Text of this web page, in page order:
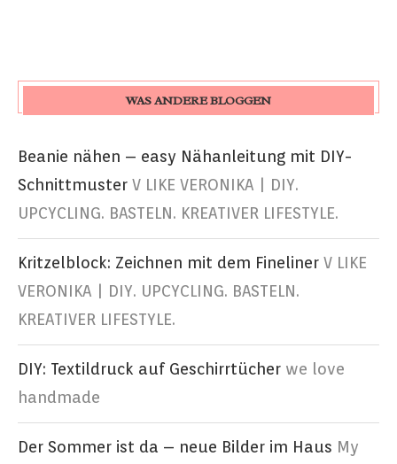
WAS ANDERE BLOGGEN
Beanie nähen – easy Nähanleitung mit DIY-
Schnittmuster V LIKE VERONIKA | DIY.
UPCYCLING. BASTELN. KREATIVER LIFESTYLE.
Kritzelblock: Zeichnen mit dem Fineliner V LIKE
VERONIKA | DIY. UPCYCLING. BASTELN.
KREATIVER LIFESTYLE.
DIY: Textildruck auf Geschirrtücher we love
handmade
Der Sommer ist da – neue Bilder im Haus My